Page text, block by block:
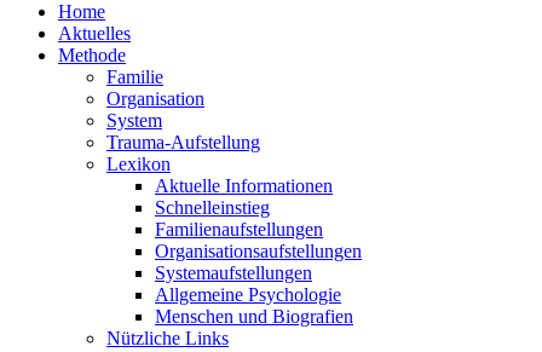
Home
Aktuelles
Methode
Familie
Organisation
System
Trauma-Aufstellung
Lexikon
Aktuelle Informationen
Schnelleinstieg
Familienaufstellungen
Organisationsaufstellungen
Systemaufstellungen
Allgemeine Psychologie
Menschen und Biografien
Nützliche Links